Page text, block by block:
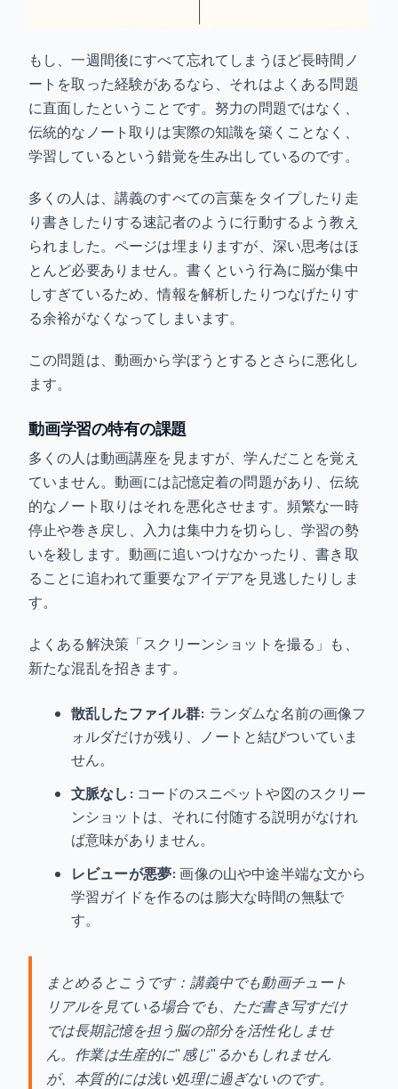
もし、一週間後にすべて忘れてしまうほど長時間ノ
ートを取った経験があるなら、それはよくある問題
に直面したということです。努力の問題ではなく、
伝統的なノート取りは実際の知識を築くことなく、
学習しているという錯覚を生み出しているのです。
多くの人は、講義のすべての言葉をタイプしたり走
り書きしたりする速記者のように行動するよう教え
られました。ページは埋まりますが、深い思考はほ
とんど必要ありません。書くという行為に脳が集中
しすぎているため、情報を解析したりつなげたりす
る余裕がなくなってしまいます。
この問題は、動画から学ぼうとするとさらに悪化し
ます。
動画学習の特有の課題
多くの人は動画講座を見ますが、学んだことを覚え
ていません。動画には記憶定着の問題があり、伝統
的なノート取りはそれを悪化させます。頻繁な一時
停止や巻き戻し、入力は集中力を切らし、学習の勢
いを殺します。動画に追いつけなかったり、書き取
ることに追われて重要なアイデアを見逃したりしま
す。
よくある解決策「スクリーンショットを撮る」も、
新たな混乱を招きます。
散乱したファイル群: ランダムな名前の画像フ
ォルダだけが残り、ノートと結びついていま
せん。
文脈なし: コードのスニペットや図のスクリー
ンショットは、それに付随する説明がなけれ
ば意味がありません。
レビューが悪夢: 画像の山や中途半端な文から
学習ガイドを作るのは膨大な時間の無駄で
す。
まとめるとこうです：講義中でも動画チュート
リアルを見ている場合でも、ただ書き写すだけ
では長期記憶を担う脳の部分を活性化しませ
ん。作業は生産的に"感じ"るかもしれません
が、本質的には浅い処理に過ぎないのです。